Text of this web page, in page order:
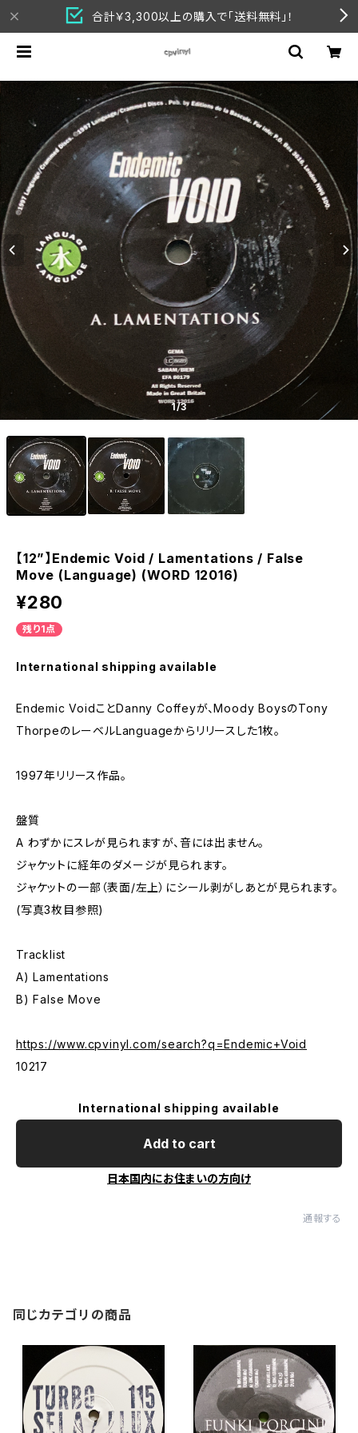
合計￥3,300以上の購入で「送料無料」！
1/3
【12”】Endemic Void / Lamentations / False
Move (Language) (WORD 12016)
¥280
残り1点
International shipping available
Endemic VoidことDanny Coffeyが、Moody BoysのTony
ThorpeのレーベルLanguageからリリースした1枚。
1997年リリース作品。
盤質
A わずかにスレが見られますが、音には出ません。
ジャケットに経年のダメージが見られます。
ジャケットの一部（表面/左上）にシール剥がしあとが見られます。
(写真3枚目参照)
Tracklist
A) Lamentations
B) False Move
https://www.cpvinyl.com/search?q=Endemic+Void
10217
International shipping available
Add to cart
日本国内にお住まいの方向け
通報する
同じカテゴリの商品